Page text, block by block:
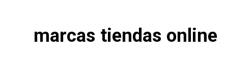
marcas tiendas online